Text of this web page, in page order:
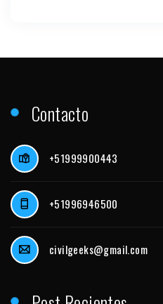
Contacto
+51999900443
+51996946500
civilgeeks@gmail.com